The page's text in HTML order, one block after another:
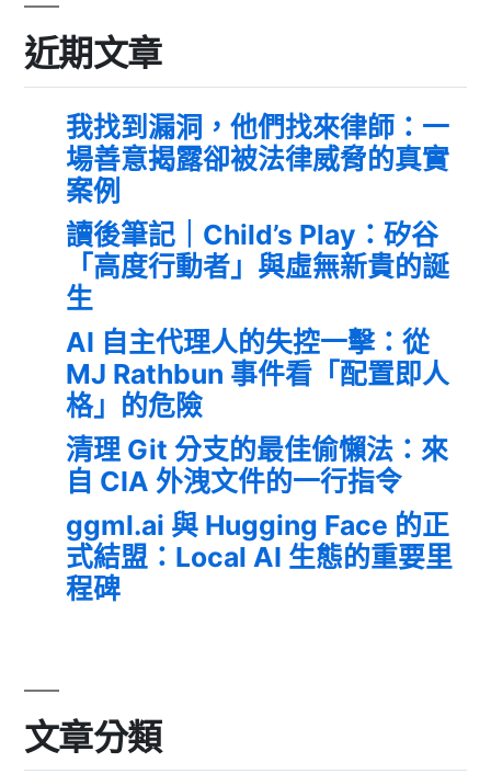
近期文章
我找到漏洞，他們找來律師：一
場善意揭露卻被法律威脅的真實
案例
讀後筆記｜Child’s Play：矽谷
「高度行動者」與虛無新貴的誕
生
AI 自主代理人的失控一擊：從
MJ Rathbun 事件看「配置即人
格」的危險
清理 Git 分支的最佳偷懶法：來
自 CIA 外洩文件的一行指令
ggml.ai 與 Hugging Face 的正
式結盟：Local AI 生態的重要里
程碑
文章分類